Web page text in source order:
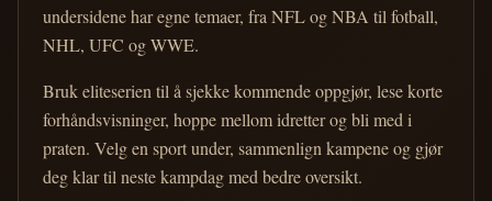
undersidene har egne temaer, fra NFL og NBA til fotball,
NHL, UFC og WWE.
Bruk eliteserien til å sjekke kommende oppgjør, lese korte
forhåndsvisninger, hoppe mellom idretter og bli med i
praten. Velg en sport under, sammenlign kampene og gjør
deg klar til neste kampdag med bedre oversikt.